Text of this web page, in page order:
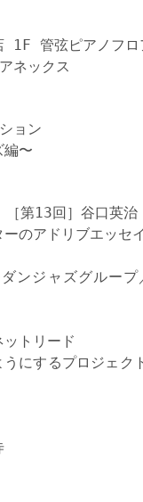
1F 管弦ピアノフ
ネックス
ョン
編〜
［第13回］谷口英治
のアドリブエッセイ
ンジャズグループ
トリード
にするプロジェク